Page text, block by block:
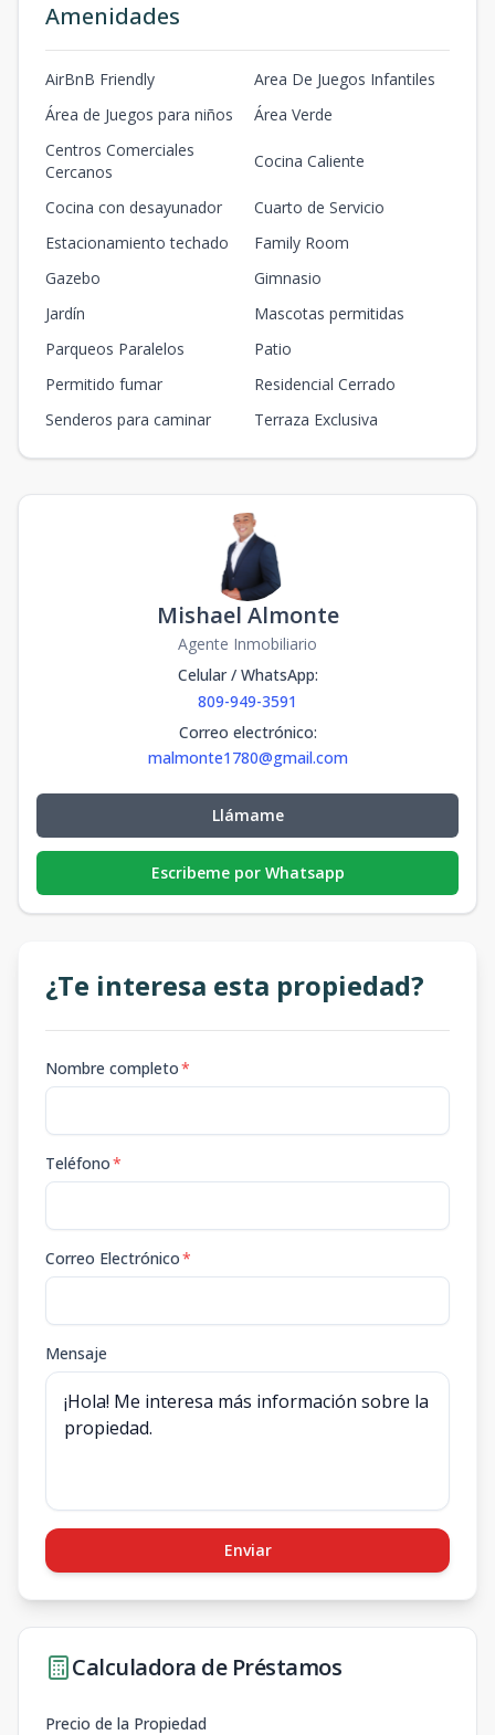
Amenidades
AirBnB Friendly
Area De Juegos Infantiles
Área de Juegos para niños
Área Verde
Centros Comerciales
Cercanos
Cocina Caliente
Cocina con desayunador
Cuarto de Servicio
Estacionamiento techado
Family Room
Gazebo
Gimnasio
Jardín
Mascotas permitidas
Parqueos Paralelos
Patio
Permitido fumar
Residencial Cerrado
Senderos para caminar
Terraza Exclusiva
Mishael Almonte
Agente Inmobiliario
Celular / WhatsApp:
809-949-3591
Correo electrónico:
malmonte1780@gmail.com
Llámame
Escribeme por Whatsapp
¿Te interesa esta propiedad?
Nombre completo*
Teléfono*
Correo Electrónico*
Mensaje
Enviar
Calculadora de Préstamos
Precio de la Propiedad